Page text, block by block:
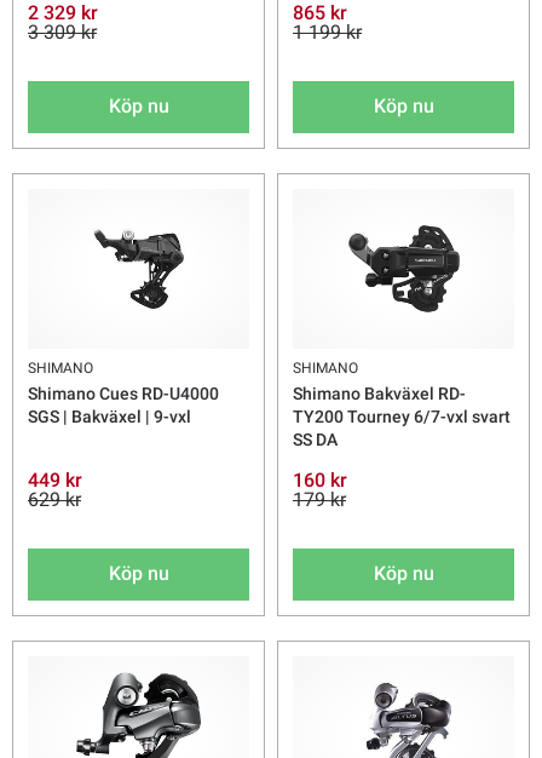
2 329 kr
3 309 kr
Köp nu
865 kr
1 199 kr
Köp nu
SHIMANO
Shimano Cues RD-U4000
SGS | Bakväxel | 9-vxl
449 kr
629 kr
Köp nu
SHIMANO
Shimano Bakväxel RD-
TY200 Tourney 6/7-vxl svart
SS DA
160 kr
179 kr
Köp nu